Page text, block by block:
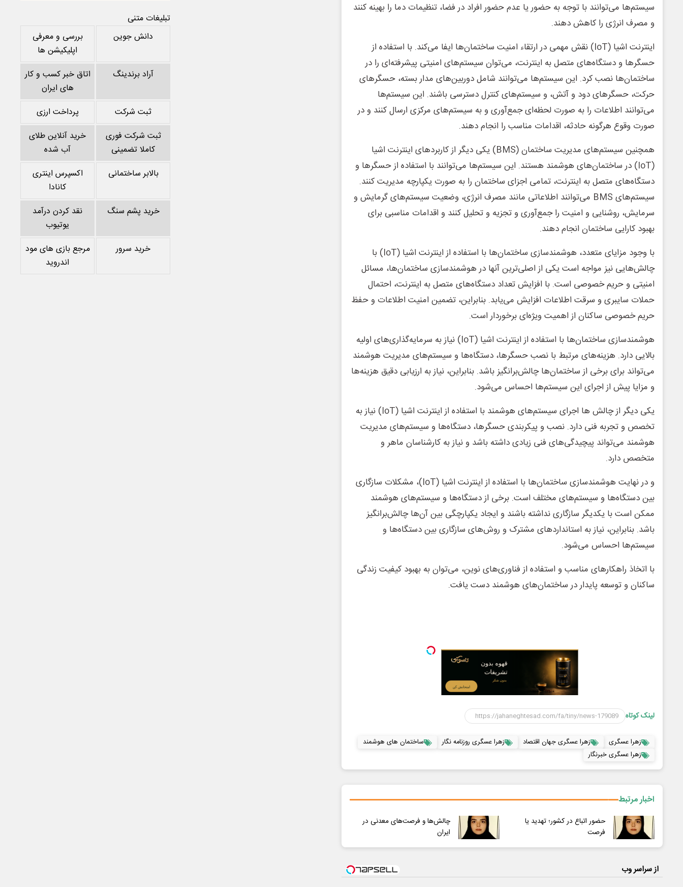
سیستم‌ها می‌توانند با توجه به حضور یا عدم حضور افراد در فضا، تنظیمات دما را بهینه کنند
و مصرف انرژی را کاهش دهند.
اینترنت اشیا (IoT) نقش مهمی در ارتقاء امنیت ساختمان‌ها ایفا می‌کند. با استفاده از
حسگرها و دستگاه‌های متصل به اینترنت، می‌توان سیستم‌های امنیتی پیشرفته‌ای را در
ساختمان‌ها نصب کرد. این سیستم‌ها می‌توانند شامل دوربین‌های مدار بسته، حسگرهای
حرکت، حسگرهای دود و آتش، و سیستم‌های کنترل دسترسی باشند. این سیستم‌ها
می‌توانند اطلاعات را به صورت لحظه‌ای جمع‌آوری و به سیستم‌های مرکزی ارسال کنند و در
صورت وقوع هرگونه حادثه، اقدامات مناسب را انجام دهند.
همچنین سیستم‌های مدیریت ساختمان (BMS) یکی دیگر از کاربردهای اینترنت اشیا
(IoT) در ساختمان‌های هوشمند هستند. این سیستم‌ها می‌توانند با استفاده از حسگرها و
دستگاه‌های متصل به اینترنت، تمامی اجزای ساختمان را به صورت یکپارچه مدیریت کنند.
سیستم‌های BMS می‌توانند اطلاعاتی مانند مصرف انرژی، وضعیت سیستم‌های گرمایش و
سرمایش، روشنایی و امنیت را جمع‌آوری و تجزیه و تحلیل کنند و اقدامات مناسبی برای
بهبود کارایی ساختمان انجام دهند.
با وجود مزایای متعدد، هوشمندسازی ساختمان‌ها با استفاده از اینترنت اشیا (IoT) با
چالش‌هایی نیز مواجه است یکی از اصلی‌ترین آنها در هوشمندسازی ساختمان‌ها، مسائل
امنیتی و حریم خصوصی است. با افزایش تعداد دستگاه‌های متصل به اینترنت، احتمال
حملات سایبری و سرقت اطلاعات افزایش می‌یابد. بنابراین، تضمین امنیت اطلاعات و حفظ
حریم خصوصی ساکنان از اهمیت ویژه‌ای برخوردار است.
هوشمندسازی ساختمان‌ها با استفاده از اینترنت اشیا (IoT) نیاز به سرمایه‌گذاری‌های اولیه
بالایی دارد. هزینه‌های مرتبط با نصب حسگرها، دستگاه‌ها و سیستم‌های مدیریت هوشمند
می‌تواند برای برخی از ساختمان‌ها چالش‌برانگیز باشد. بنابراین، نیاز به ارزیابی دقیق هزینه‌ها
و مزایا پیش از اجرای این سیستم‌ها احساس می‌شود.
یکی دیگر از چالش ها اجرای سیستم‌های هوشمند با استفاده از اینترنت اشیا (IoT) نیاز به
تخصص و تجربه فنی دارد. نصب و پیکربندی حسگرها، دستگاه‌ها و سیستم‌های مدیریت
هوشمند می‌تواند پیچیدگی‌های فنی زیادی داشته باشد و نیاز به کارشناسان ماهر و
متخصص دارد.
و در نهایت هوشمندسازی ساختمان‌ها با استفاده از اینترنت اشیا (IoT)، مشکلات سازگاری
بین دستگاه‌ها و سیستم‌های مختلف است. برخی از دستگاه‌ها و سیستم‌های هوشمند
ممکن است با یکدیگر سازگاری نداشته باشند و ایجاد یکپارچگی بین آن‌ها چالش‌برانگیز
باشد. بنابراین، نیاز به استانداردهای مشترک و روش‌های سازگاری بین دستگاه‌ها و
سیستم‌ها احساس می‌شود.
با اتخاذ راهکارهای مناسب و استفاده از فناوری‌های نوین، می‌توان به بهبود کیفیت زندگی
ساکنان و توسعه پایدار در ساختمان‌های هوشمند دست یافت.
لینک کوتاه
زهرا عسگری زهرا عسگری جهان اقتصاد زهرا عسگری روزنامه نگار
ساختمان های هوشمند
زهرا عسگری خبرنگار
اخبار مرتبط
حضور اتباع در کشور؛ تهدید یا
فرصت
چالش‌ها و فرصت‌های معدنی در
ایران
از سراسر وب
تبلیغات متنی
دانش جوین
بررسی و معرفی
اپلیکیشن ها
آراد برندینگ
اتاق خبر کسب و کار
های ایران
ثبت شرکت
پرداخت ارزی
ثبت شرکت فوری
کاملا تضمینی
خرید آنلاین طلای
آب شده
بالابر ساختمانی
اکسپرس اینتری
کانادا
خرید پشم سنگ
نقد کردن درآمد
یوتیوب
خرید سرور
مرجع بازی های مود
اندروید